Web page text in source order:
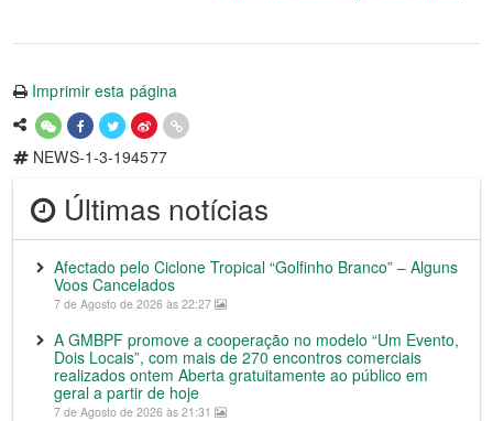
Imprimir esta página
NEWS-1-3-194577
Últimas notícias
Afectado pelo Ciclone Tropical “Golfinho Branco” – Alguns
Voos Cancelados
7 de Agosto de 2026 às 22:27
A GMBPF promove a cooperação no modelo “Um Evento,
Dois Locais”, com mais de 270 encontros comerciais
realizados ontem Aberta gratuitamente ao público em
geral a partir de hoje
7 de Agosto de 2026 às 21:31